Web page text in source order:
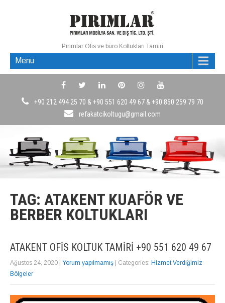
Pırımlar Ofis ve büro Koltukları Tamiri
Menu
+90 212 494 25 70 & +90 551 620 49 67 & +90 850 259 79 70
refakatcikoltugu@gmail.com
TAG: ATAKENT KUAFÖR VE
BERBER KOLTUKLARI
ATAKENT OFIS KOLTUK TAMIRI +90 551 620 49 67
Ağustos 24, 2020 | Yorum yapılmamış | Categories: Hizmet Verdiğimiz
Bölgeler